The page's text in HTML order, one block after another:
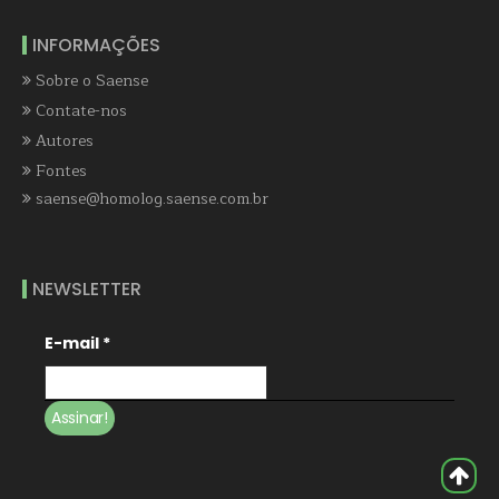
INFORMAÇÕES
Sobre o Saense
Contate-nos
Autores
Fontes
saense@homolog.saense.com.br
NEWSLETTER
E-mail *